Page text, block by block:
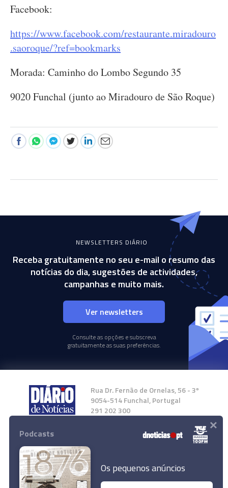
Facebook:
https://www.facebook.com/restaurante.miradouro
.saoroque/?ref=bookmarks
Morada: Caminho do Lombo Segundo 35
9020 Funchal (junto ao Miradouro de São Roque)
NEWSLETTERS DIÁRIO
Receba gratuitamente no seu e-mail o resumo das
notícias do dia, sugestões de actividades,
campanhas e muito mais.
Ver newsletters
Consulte as opções e subscreva
gratuitamente as suas preferências.
Rua Dr. Fernão de Ornelas, 56 - 3º
9054-514 Funchal, Portugal
291 202 300
Instale a nossa App
Podcasts
Os pequenos anúncios
×